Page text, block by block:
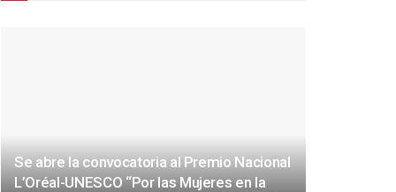
Se abre la convocatoria al Premio Nacional
L’Oréal-UNESCO “Por las Mujeres en la